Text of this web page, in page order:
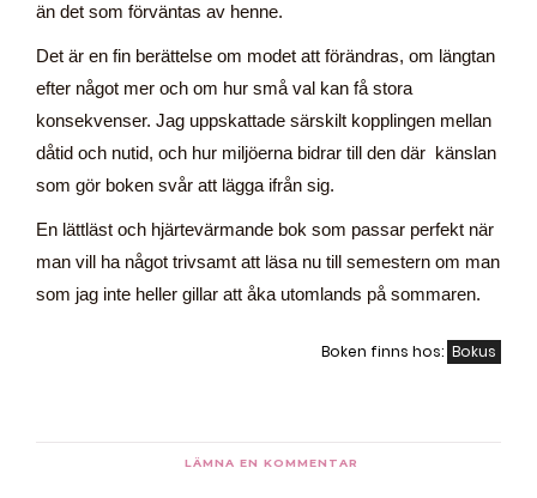
än det som förväntas av henne.
Det är en fin berättelse om modet att förändras, om längtan
efter något mer och om hur små val kan få stora
konsekvenser. Jag uppskattade särskilt kopplingen mellan
dåtid och nutid, och hur miljöerna bidrar till den där känslan
som gör boken svår att lägga ifrån sig.
En lättläst och hjärtevärmande bok som passar perfekt när
man vill ha något trivsamt att läsa nu till semestern om man
som jag inte heller gillar att åka utomlands på sommaren.
Boken finns hos: Bokus
LÄMNA EN KOMMENTAR